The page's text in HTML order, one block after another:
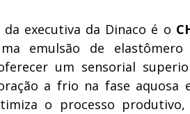
executiva da Dinaco é o
emulsão de elastômero
um sensorial
a frio na fase aquosa
o processo produtivo,